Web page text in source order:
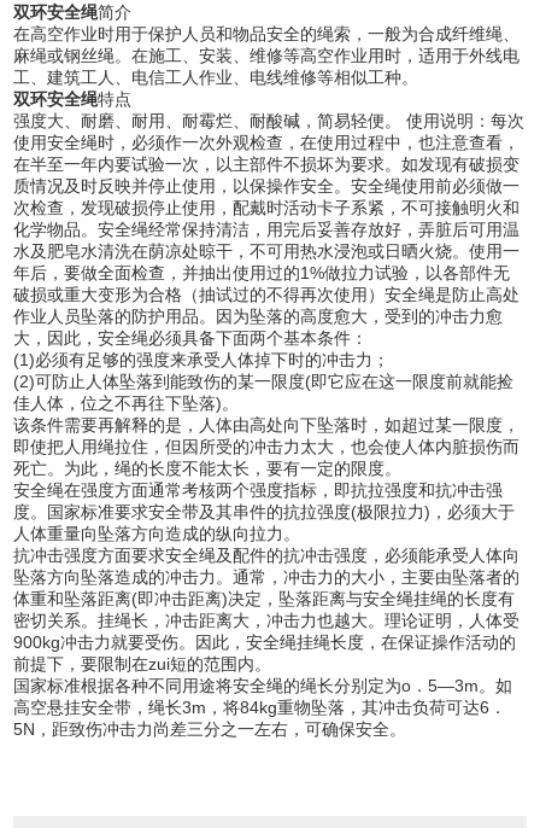
双环安全绳简介
在高空作业时用于保护人员和物品安全的绳索，一般为合成纤维绳、
麻绳或钢丝绳。在施工、安装、维修等高空作业用时，适用于外线电
工、建筑工人、电信工人作业、电线维修等相似工种。
双环安全绳特点
强度大、耐磨、耐用、耐霉烂、耐酸碱，简易轻便。 使用说明：每次
使用安全绳时，必须作一次外观检查，在使用过程中，也注意查看，
在半至一年内要试验一次，以主部件不损坏为要求。如发现有破损变
质情况及时反映并停止使用，以保操作安全。安全绳使用前必须做一
次检查，发现破损停止使用，配戴时活动卡子系紧，不可接触明火和
化学物品。安全绳经常保持清洁，用完后妥善存放好，弄脏后可用温
水及肥皂水清洗在荫凉处晾干，不可用热水浸泡或日晒火烧。使用一
年后，要做全面检查，并抽出使用过的1%做拉力试验，以各部件无
破损或重大变形为合格（抽试过的不得再次使用）安全绳是防止高处
作业人员坠落的防护用品。因为坠落的高度愈大，受到的冲击力愈
大，因此，安全绳必须具备下面两个基本条件：
(1)必须有足够的强度来承受人体掉下时的冲击力；
(2)可防止人体坠落到能致伤的某一限度(即它应在这一限度前就能捡
佳人体，位之不再往下坠落)。
该条件需要再解释的是，人体由高处向下坠落时，如超过某一限度，
即使把人用绳拉住，但因所受的冲击力太大，也会使人体内脏损伤而
死亡。为此，绳的长度不能太长，要有一定的限度。
安全绳在强度方面通常考核两个强度指标，即抗拉强度和抗冲击强
度。国家标准要求安全带及其串件的抗拉强度(极限拉力)，必须大于
人体重量向坠落方向造成的纵向拉力。
抗冲击强度方面要求安全绳及配件的抗冲击强度，必须能承受人体向
坠落方向坠落造成的冲击力。通常，冲击力的大小，主要由坠落者的
体重和坠落距离(即冲击距离)决定，坠落距离与安全绳挂绳的长度有
密切关系。挂绳长，冲击距离大，冲击力也越大。理论证明，人体受
900kg冲击力就要受伤。因此，安全绳挂绳长度，在保证操作活动的
前提下，要限制在zui短的范围内。
国家标准根据各种不同用途将安全绳的绳长分别定为o．5—3m。如
高空悬挂安全带，绳长3m，将84kg重物坠落，其冲击负荷可达6．
5N，距致伤冲击力尚差三分之一左右，可确保安全。